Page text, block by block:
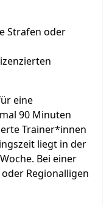
Strafen oder
eine
90 Minuten
Trainer*innen
liegt in der
Bei einer
Regionalligen